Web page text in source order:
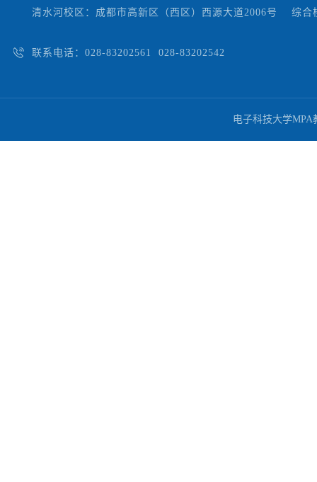
清水河校区：成都市高新区（西区）西源大道2006号 综合
联系电话：028-83202561 028-83202542
电子科技大学